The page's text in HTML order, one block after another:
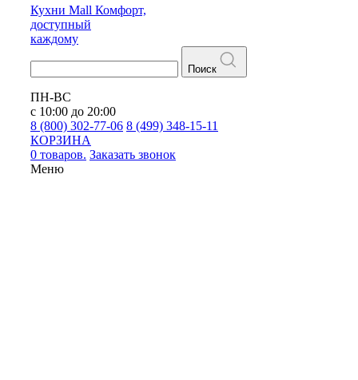
Кухни Mall Комфорт,
доступный
каждому
Поиск
ПН-ВС
с 10:00 до 20:00
8 (800) 302-77-06 8 (499) 348-15-11
КОРЗИНА
0 товаров. Заказать звонок
Меню